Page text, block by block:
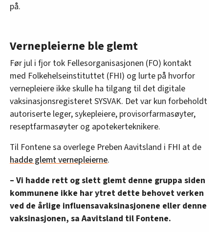
på.
Vernepleierne ble glemt
Før jul i fjor tok Fellesorganisasjonen (FO) kontakt
med Folkehelseinstituttet (FHI) og lurte på hvorfor
vernepleiere ikke skulle ha tilgang til det digitale
vaksinasjonsregisteret SYSVAK. Det var kun forbeholdt
autoriserte leger, sykepleiere, provisorfarmasøyter,
reseptfarmasøyter og apotekerteknikere.
Til Fontene sa overlege Preben Aavitsland i FHI at de
hadde glemt vernepleierne.
– Vi hadde rett og slett glemt denne gruppa siden
kommunene ikke har ytret dette behovet verken
ved de årlige influensavaksinasjonene eller denne
vaksinasjonen, sa Aavitsland til Fontene.